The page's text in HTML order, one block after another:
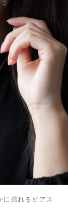
に揺れるピアス